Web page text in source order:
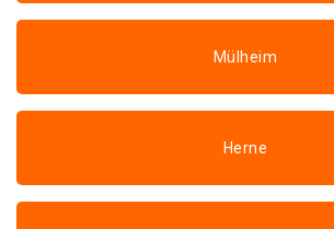
Mülheim
Herne